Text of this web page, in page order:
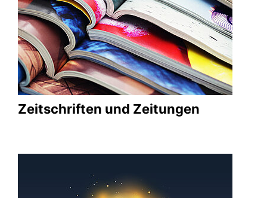
Zeitschriften und Zeitungen